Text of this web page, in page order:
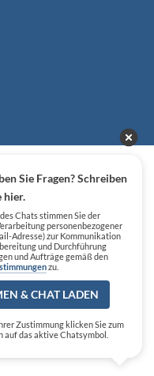
einkaufen
Sie Fragen? Schreiben
hier.
Chats stimmen Sie der
personenbezogener
Adresse) zur Kommunikation
und Durchführung
und Aufträge gemäß den
zu.
& CHAT LADEN
Zustimmung klicken Sie zum
auf das aktive Chatsymbol.